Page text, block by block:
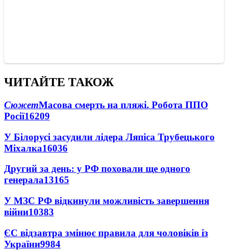
ЧИТАЙТЕ ТАКОЖ
СюжетМасова смерть на пляжі. Робота ППО
Росії16209
У Білорусі засудили лідера Ляпіса Трубецького
Міхалка16036
Другий за день: у РФ поховали ще одного
генерала13165
У МЗС РФ відкинули можливість завершення
війни10383
ЄС відзавтра змінює правила для чоловіків із
України9984